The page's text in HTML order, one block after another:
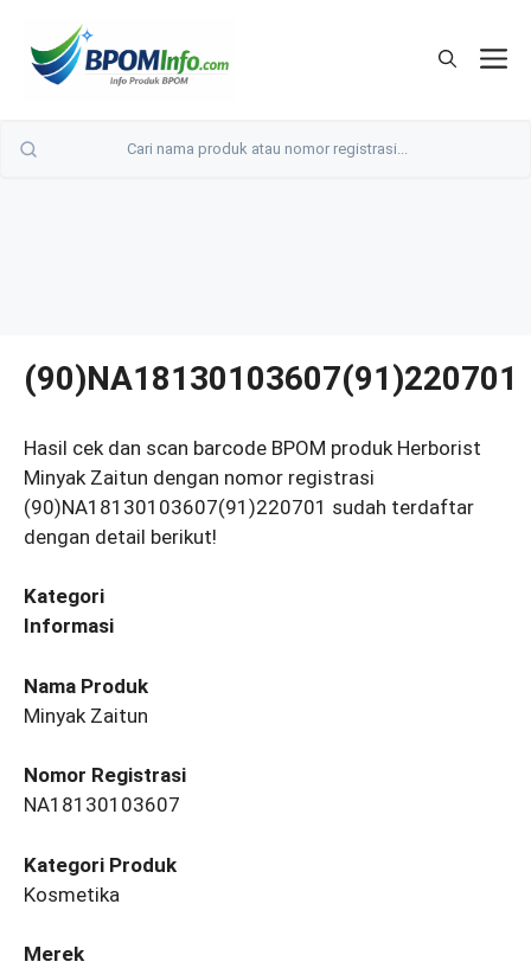
(90)NA18130103607(91)220701
Hasil cek dan scan barcode BPOM produk Herborist
Minyak Zaitun dengan nomor registrasi
(90)NA18130103607(91)220701 sudah terdaftar
dengan detail berikut!
Kategori
Informasi
Nama Produk
Minyak Zaitun
Nomor Registrasi
NA18130103607
Kategori Produk
Kosmetika
Merek